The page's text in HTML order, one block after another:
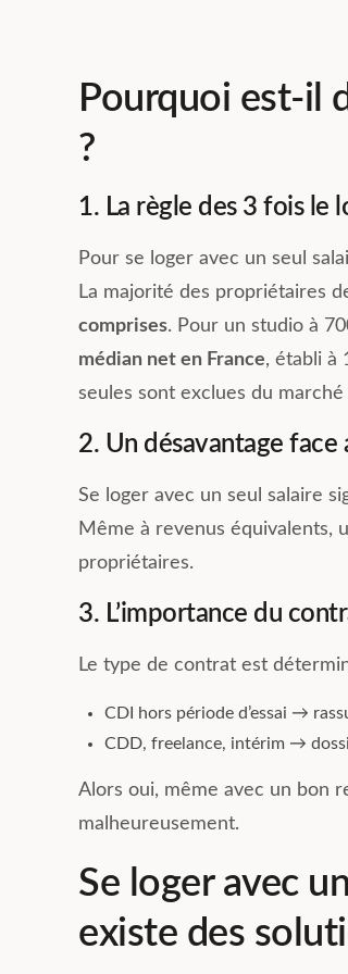
Pourquoi est-il
?
1. La règle des 3 fois le
Pour se loger avec un seul
La majorité des propriétaires
comprises. Pour un studio à
médian net en France, établi à
seules sont exclues du
2. Un désavantage face
Se loger avec un seul salaire
Même à revenus équivalents,
propriétaires.
3. L’importance du
Le type de contrat est
CDI hors période d’essai →
CDD, freelance, intérim →
Alors oui, même avec un bon
malheureusement.
Se loger avec
existe des